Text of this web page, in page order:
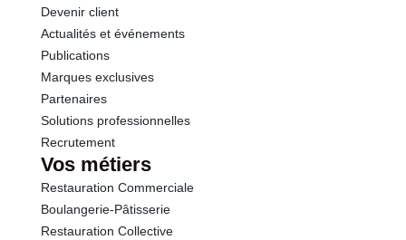
Devenir client
Actualités et événements
Publications
Marques exclusives
Partenaires
Solutions professionnelles
Recrutement
Vos métiers
Restauration Commerciale
Boulangerie-Pâtisserie
Restauration Collective